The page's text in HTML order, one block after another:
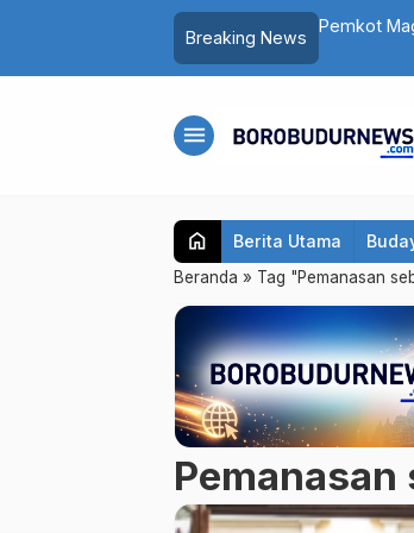
Breaking News
Pemkot
menu
home Berita Utama
Beranda » Tag "Pemanasan